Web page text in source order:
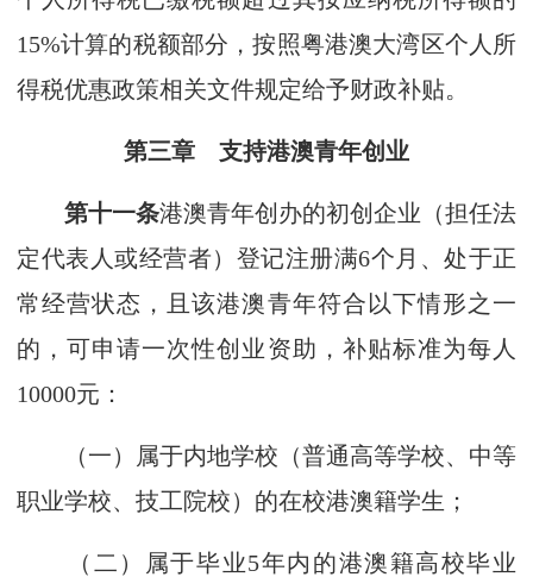
15%计算的税额部分，按照粤港澳大湾区个人所
得税优惠政策相关文件规定给予财政补贴。
第三章 支持港澳青年创业
第十一条港澳青年创办的初创企业（担任法
定代表人或经营者）登记注册满6个月、处于正
常经营状态，且该港澳青年符合以下情形之一
的，可申请一次性创业资助，补贴标准为每人
10000元：
（一）属于内地学校（普通高等学校、中等
职业学校、技工院校）的在校港澳籍学生；
（二）属于毕业5年内的港澳籍高校毕业